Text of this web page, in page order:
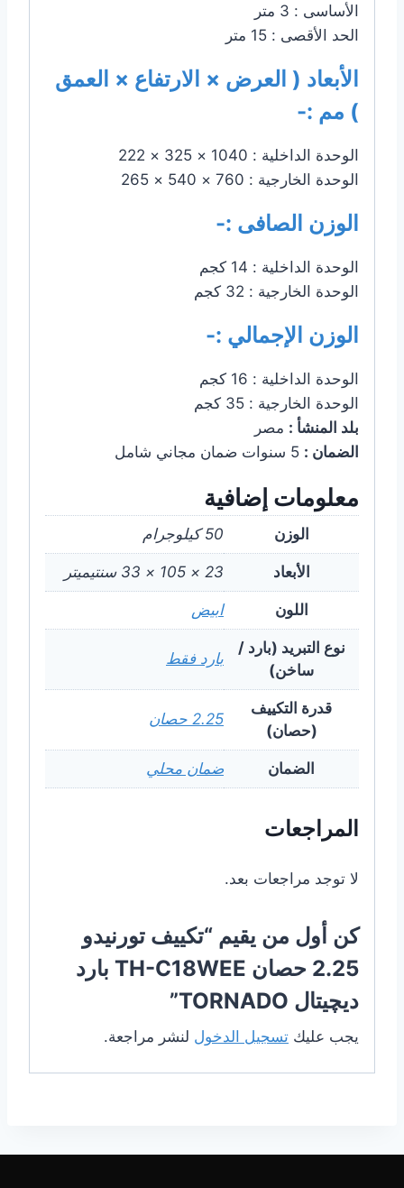
الأساسى : 3 متر
الحد الأقصى : 15 متر
الأبعاد ( العرض × الارتفاع × العمق
) مم :-
الوحدة الداخلية : 1040 × 325 × 222
الوحدة الخارجية : 760 × 540 × 265
الوزن الصافى :-
الوحدة الداخلية : 14 كجم
الوحدة الخارجية : 32 كجم
الوزن الإجمالي :-
الوحدة الداخلية : 16 كجم
الوحدة الخارجية : 35 كجم
بلد المنشأ : مصر
الضمان :
معلومات إضافية
الوزن 50 كيلوجرام
الأبعاد 23 × 105 × 33 سنتيميتر
اللون ابيض
نوع التبريد (بارد /
ساخن)
بارد فقط
قدرة التكييف
(حصان)
2.25 حصان
الضمان ضمان محلي
المراجعات
لا توجد مراجعات بعد.
كن أول من يقيم “تكييف تورنيدو
2.25 حصان TH-C18WEE بارد
ديچيتال TORNADO”
يجب عليك تسجيل الدخول لنشر مراجعة.